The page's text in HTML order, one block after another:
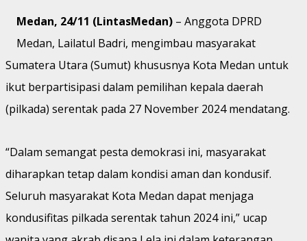
Medan, 24/11 (LintasMedan) – Anggota DPRD
Medan, Lailatul Badri, mengimbau masyarakat
Sumatera Utara (Sumut) khususnya Kota Medan untuk
ikut berpartisipasi dalam pemilihan kepala daerah
(pilkada) serentak pada 27 November 2024 mendatang.
“Dalam semangat pesta demokrasi ini, masyarakat
diharapkan tetap dalam kondisi aman dan kondusif.
Seluruh masyarakat Kota Medan dapat menjaga
kondusifitas pilkada serentak tahun 2024 ini,” ucap